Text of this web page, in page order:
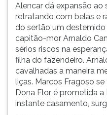
leitura
pressione
(primeira
tecla
esquerda
Alencar dá expansão ao
retratando com belas e
do sertão um destemido
capitão-mor Arnaldo
sérios riscos na
filha do fazendeiro.
cavalhadas a maneira
liças. Marcos Fragoso
Dona Flor é prometida a
instante casamento,